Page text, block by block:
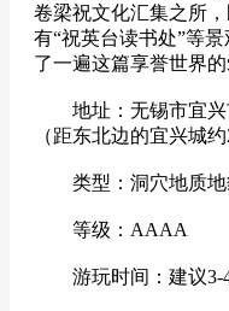
卷梁祝文化汇集之所
有“祝英台读书处”等
了一遍这篇享誉世界的
地址：无锡市宜兴
（距东北边的宜兴城约
类型：洞穴地质地
等级：AAAA
游玩时间：建议3-